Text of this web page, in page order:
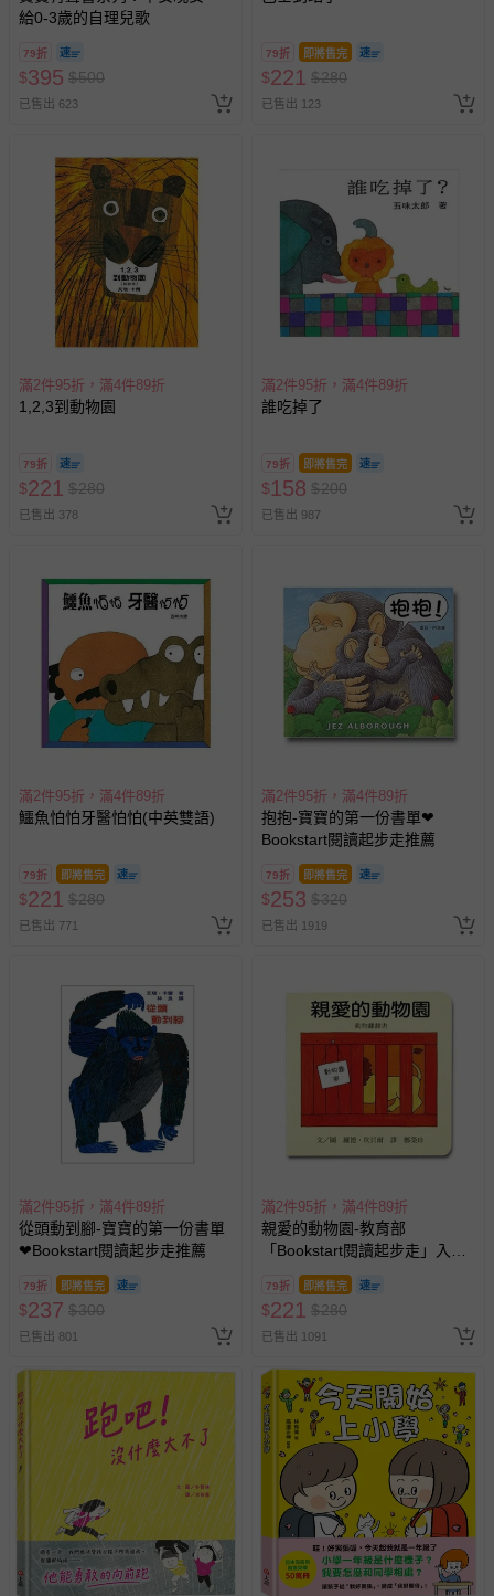
給0-3歲的自理兒歌
79折
$395 $500
已售出 623
79折 即將售完
$221 $280
已售出 123
滿2件95折，滿4件89折
1,2,3到動物園
79折
$221 $280
已售出 378
滿2件95折，滿4件89折
誰吃掉了
79折 即將售完
$158 $200
已售出 987
滿2件95折，滿4件89折
鱷魚怕怕牙醫怕怕(中英雙語)
79折 即將售完
$221 $280
已售出 771
滿2件95折，滿4件89折
抱抱-寶寶的第一份書單❤
Bookstart閱讀起步走推薦
79折 即將售完
$253 $320
已售出 1919
滿2件95折，滿4件89折
從頭動到腳-寶寶的第一份書單
❤Bookstart閱讀起步走推薦
79折 即將售完
$237 $300
已售出 801
滿2件95折，滿4件89折
親愛的動物園-教育部
「Bookstart閱讀起步走」入選
79折 即將售完
$221 $280
已售出 1091